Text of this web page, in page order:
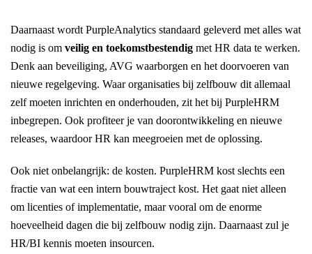
Daarnaast wordt PurpleAnalytics standaard geleverd met alles wat
nodig is om veilig en toekomstbestendig met HR data te werken.
Denk aan beveiliging, AVG waarborgen en het doorvoeren van
nieuwe regelgeving. Waar organisaties bij zelfbouw dit allemaal
zelf moeten inrichten en onderhouden, zit het bij PurpleHRM
inbegrepen. Ook profiteer je van doorontwikkeling en nieuwe
releases, waardoor HR kan meegroeien met de oplossing.
Ook niet onbelangrijk: de kosten. PurpleHRM kost slechts een
fractie van wat een intern bouwtraject kost. Het gaat niet alleen
om licenties of implementatie, maar vooral om de enorme
hoeveelheid dagen die bij zelfbouw nodig zijn. Daarnaast zul je
HR/BI kennis moeten insourcen.